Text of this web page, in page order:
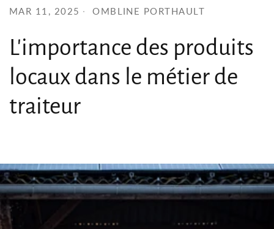
MAR 11, 2025 OMBLINE PORTHAULT
L'importance des produits
locaux dans le métier de
traiteur